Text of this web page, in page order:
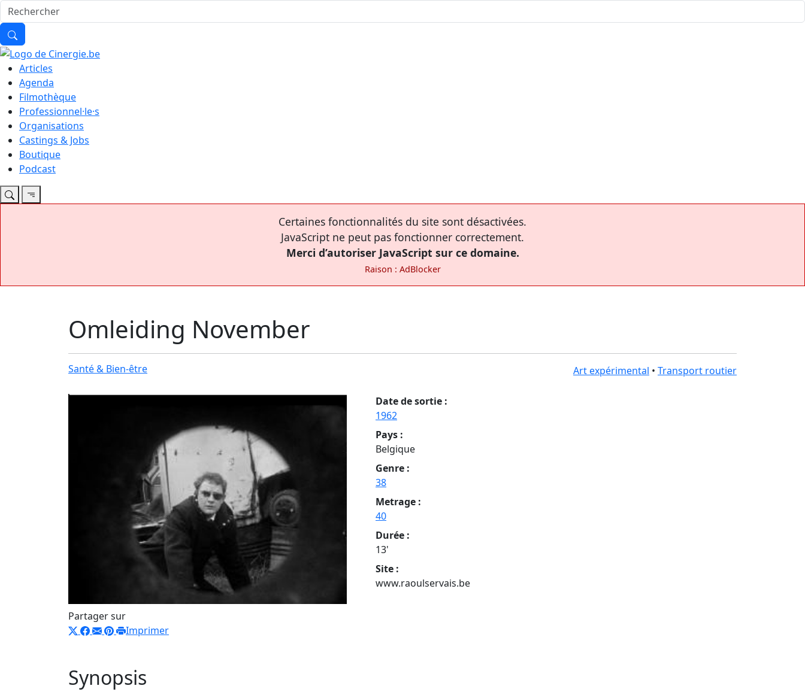
Articles
Agenda
Filmothèque
Professionnel·le·s
Organisations
Castings & Jobs
Boutique
Podcast
Certaines fonctionnalités du site sont désactivées.
JavaScript ne peut pas fonctionner correctement.
Merci d’autoriser JavaScript sur ce domaine.
Raison : AdBlocker
Omleiding November
Santé & Bien-être Art expérimental • Transport routier
Partager sur
Imprimer
Date de sortie :
1962
Pays :
Belgique
Genre :
38
Metrage :
40
Durée :
13'
Site :
www.raoulservais.be
Synopsis